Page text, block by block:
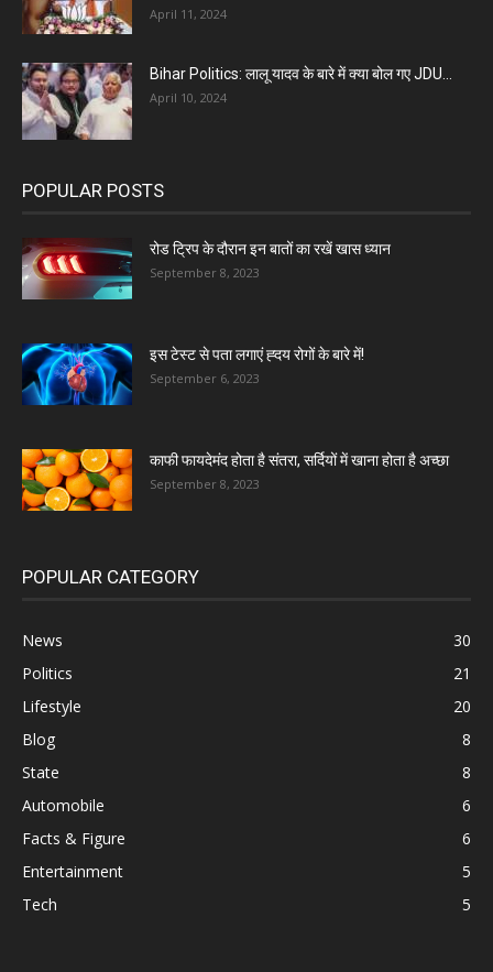
April 11, 2024
Bihar Politics: लालू यादव के बारे में क्या बोल गए JDU...
April 10, 2024
POPULAR POSTS
रोड ट्रिप के दौरान इन बातों का रखें खास ध्यान
September 8, 2023
इस टेस्ट से पता लगाएं ह्दय रोगों के बारे में!
September 6, 2023
काफी फायदेमंद होता है संतरा, सर्दियों में खाना होता है अच्छा
September 8, 2023
POPULAR CATEGORY
News
30
Politics
21
Lifestyle
20
Blog
8
State
8
Automobile
6
Facts & Figure
6
Entertainment
5
Tech
5